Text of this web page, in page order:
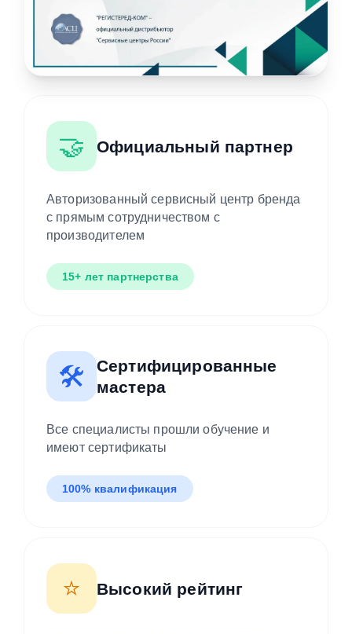
🤝 Официальный партнер
Авторизованный сервисный центр бренда
с прямым сотрудничеством с
производителем
15+ лет партнерства
🛠️
Сертифицированные
мастера
Все специалисты прошли обучение и
имеют сертификаты
100% квалификация
⭐ Высокий рейтинг